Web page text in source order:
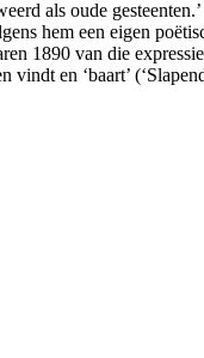
als oude
hem een eigen
1890 van die
en ‘baart’